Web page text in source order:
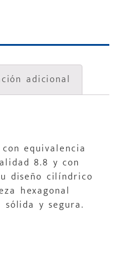
adicional
equivalencia
8.8 y con
diseño cilíndrico
hexagonal
sólida y segura.